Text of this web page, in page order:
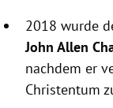
2018 wurde
John Allen
nachdem er
Christentum